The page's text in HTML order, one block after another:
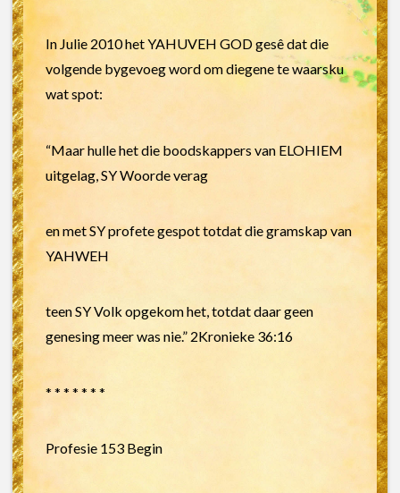
In Julie 2010 het YAHUVEH GOD gesê dat die
volgende bygevoeg word om diegene te waarsku
wat spot:
“Maar hulle het die boodskappers van ELOHIEM
uitgelag, SY Woorde verag
en met SY profete gespot totdat die gramskap van
YAHWEH
teen SY Volk opgekom het, totdat daar geen
genesing meer was nie.” 2Kronieke 36:16
* * * * * * *
Profesie 153 Begin